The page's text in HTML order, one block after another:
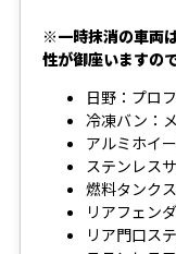
※一時抹消の車両
性が御座いますの
日野：プロ
冷凍バン：
アルミホイ
ステンレス
燃料タンク
リアフェン
リア門口ス